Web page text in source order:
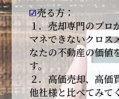
感謝申し上げます。
本年も地域に根ざし、誠実
参ります。
引き続きどうぞよろしく
2025-12-20
【年末年始休業のお知らせ
売る方：
１．売却専門のプロ
マネできないクロス
なたの不動産の価値
す。
２．高価売却、高価
他社様と比べてみて